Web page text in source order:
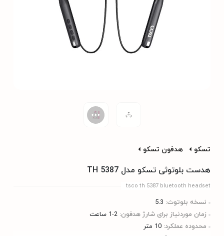
تسکو هدفون تسکو
هدست بلوتوثی تسکو مدل TH 5387
tsco th 5387 bluetooth headset
نسخه بلوتوث: 5.3
زمان موردنیاز برای شارژ هدفون: 1-2 ساعت
محدوده عملکرد: 10 متر